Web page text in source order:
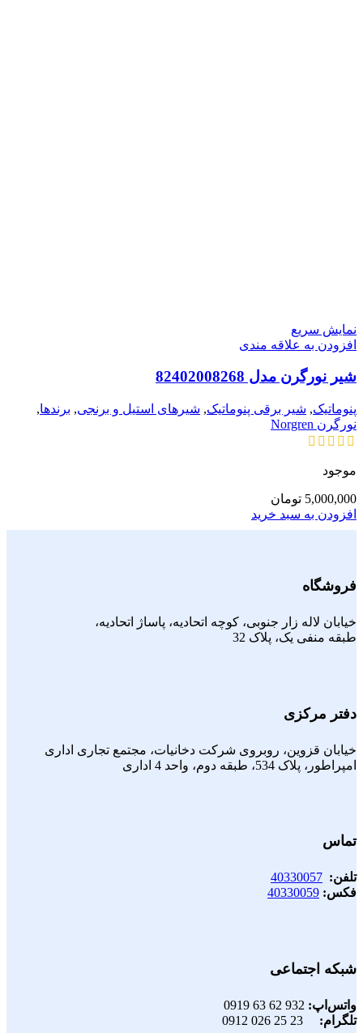
نمایش سریع
افزودن به علاقه مندی
شیر نورگرن مدل 82402008268
پنوماتیک, شیر برقی پنوماتیک, شیرهای استیل و برنجی, برندها,
نورگرن Norgren
موجود
5,000,000 تومان
افزودن به سبد خرید
فروشگاه
خیابان لاله زار جنوبی، کوچه اتحادیه، پاساژ اتحادیه،
طبقه منفی یک، پلاک 32
دفتر مرکزی
خیابان قزوین، روبروی شرکت دخانیات، مجتمع تجاری اداری
امپراطور، پلاک 534، طبقه دوم، واحد 4 اداری
تماس
تلفن: 40330057
فکس: 40330059
شبکه اجتماعی
واتس‌اپ:
تلگرام: